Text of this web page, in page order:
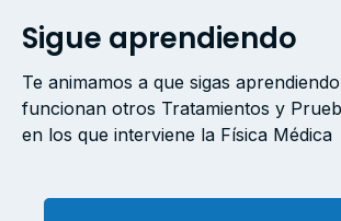
Sigue aprendiendo
Te animamos a que sigas
funcionan otros Tratamientos y
en los que interviene la Física Médica